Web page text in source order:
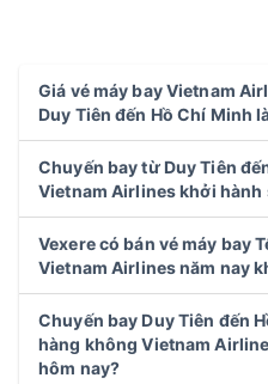
Giá vé máy bay Vietnam
Duy Tiên đến Hồ Chí Minh
Chuyến bay từ Duy Tiên
Vietnam Airlines khởi hành
Vexere có bán vé máy bay
Vietnam Airlines năm nay
Chuyến bay Duy Tiên đến
hàng không Vietnam
hôm nay?